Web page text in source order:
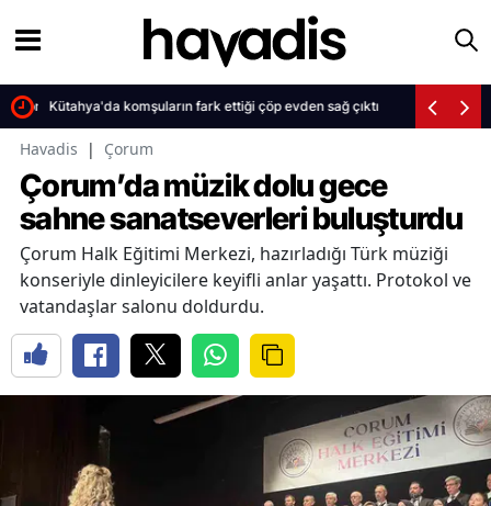
sürpriz vedaKütahya'da komşuların fark ettiği çöp evden sağ çıktı
Havadis | Çorum
Çorum’da müzik dolu gece
sahne sanatseverleri buluşturdu
Çorum Halk Eğitimi Merkezi, hazırladığı Türk müziği
konseriyle dinleyicilere keyifli anlar yaşattı. Protokol ve
vatandaşlar salonu doldurdu.